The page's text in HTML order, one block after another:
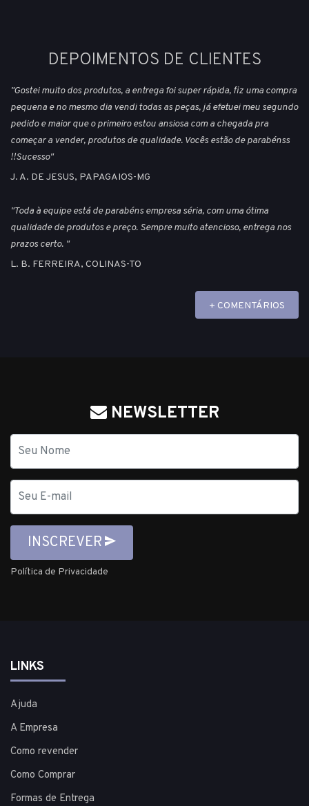
DEPOIMENTOS DE CLIENTES
"Gostei muito dos produtos, a entrega foi super rápida, fiz uma compra
pequena e no mesmo dia vendi todas as peças, já efetuei meu segundo
pedido e maior que o primeiro estou ansiosa com a chegada pra
começar a vender, produtos de qualidade. Vocês estão de parabénss
!!Sucesso"
J. A. DE JESUS, PAPAGAIOS-MG
"Toda à equipe está de parabéns empresa séria, com uma ótima
qualidade de produtos e preço. Sempre muito atencioso, entrega nos
prazos certo. "
L. B. FERREIRA, COLINAS-TO
+ COMENTÁRIOS
NEWSLETTER
mail
INSCREVER
Política de Privacidade
LINKS
Ajuda
A Empresa
Como revender
Como Comprar
Formas de Entrega